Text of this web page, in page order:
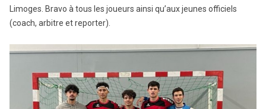
Limoges. Bravo à tous les joueurs ainsi qu’aux jeunes officiels
(coach, arbitre et reporter).